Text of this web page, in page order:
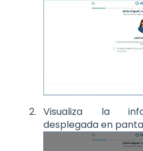
Visualiza la
desplegada en